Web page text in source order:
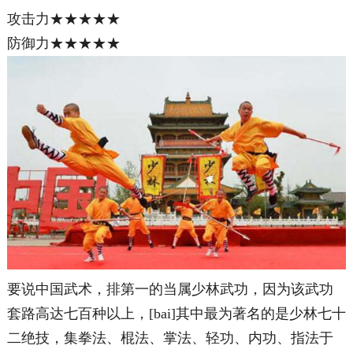
攻击力★★★★★
防御力★★★★★
要说中国武术，排第一的当属少林武功，因为该武功
套路高达七百种以上，[bai]其中最为著名的是少林七十
二绝技，集拳法、棍法、掌法、轻功、内功、指法于